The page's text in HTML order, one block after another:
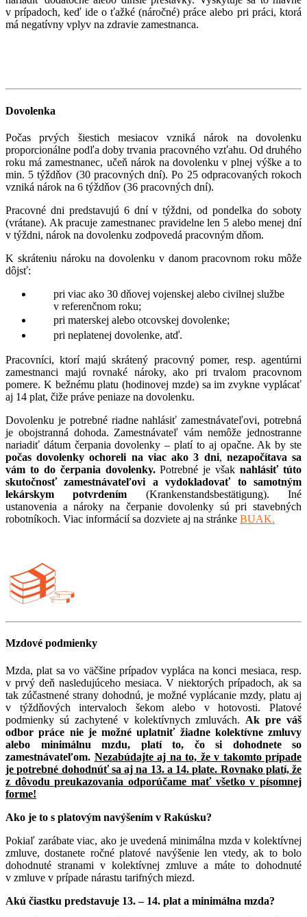
v prípadoch, keď ide o ťažké (náročné) práce alebo pri práci, ktorá
má negatívny vplyv na zdravie zamestnanca.
Dovolenka
Počas prvých šiestich mesiacov vzniká nárok na dovolenku
proporcionálne podľa doby trvania pracovného vzťahu. Od druhého
roku má zamestnanec, učeň nárok na dovolenku v plnej výške a to
min. 5 týždňov (30 pracovných dní). Po 25 odpracovaných rokoch
vzniká nárok na 6 týždňov (36 pracovných dní).
Pracovné dni predstavujú 6 dní v týždni, od pondelka do soboty
(vrátane). Ak pracuje zamestnanec pravidelne len 5 alebo menej dní
v týždni, nárok na dovolenku zodpovedá pracovným dňom.
K skráteniu nároku na dovolenku v danom pracovnom roku môže
dôjsť:
pri viac ako 30 dňovej vojenskej alebo civilnej službe
v referenčnom roku;
pri materskej alebo otcovskej dovolenke;
pri neplatenej dovolenke, atď.
Pracovníci, ktorí majú skrátený pracovný pomer, resp. agentúrni
zamestnanci majú rovnaké nároky, ako pri trvalom pracovnom
pomere. K bežnému platu (hodinovej mzde) sa im zvykne vyplácať
aj 14 plat, čiže práve peniaze na dovolenku.
Dovolenku je potrebné riadne nahlásiť zamestnávateľovi, potrebná
je obojstranná dohoda. Zamestnávateľ vám nemôže jednostranne
nariadiť dátum čerpania dovolenky – platí to aj opačne. Ak by ste
počas dovolenky ochoreli na viac ako 3 dni, nezapočítava sa
vám to do čerpania dovolenky.Potrebné je všaknahlásiť túto
skutočnosť zamestnávateľovi a vydokladovať to samotným
lekárskym potvrdením (Krankenstandsbestätigung). Iné
ustanovenia a nároky na čerpanie dovolenky sú pri stavebných
robotníkoch. Viac informácií sa dozviete aj na stránke BUAK.
Mzdové podmienky
Mzda, plat sa vo väčšine prípadov vypláca na konci mesiaca, resp.
v prvý deň nasledujúceho mesiaca. V niektorých prípadoch, ak sa
tak zúčastnené strany dohodnú, je možné vyplácanie mzdy, platu aj
v týždňových intervaloch šekom alebo v hotovosti. Platové
podmienky sú zachytené v kolektívnych zmluvách. Ak pre váš
odbor práce nie je možné uplatniť žiadne kolektívne zmluvy
alebo minimálnu mzdu, platí to, čo si dohodnete so
zamestnávateľom. Nezabúdajte aj na to, že v takomto prípade
je potrebné dohodnúť sa aj na 13. a 14. plate. Rovnako platí, že
z dôvodu preukazovania odporúčame mať všetko v písomnej
forme!
Ako je to s platovým navýšením v Rakúsku?
Pokiaľ zarábate viac, ako je uvedená minimálna mzda v kolektívnej
zmluve, dostanete ročné platové navýšenie len vtedy, ak to bolo
dohodnuté stranami v kolektívnej zmluve a máte to dohodnuté
v zmluve v prípade nárastu tarifných miezd.
Akú čiastku predstavuje 13. – 14. plat a minimálna mzda?